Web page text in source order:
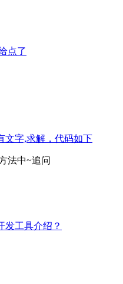
点了
文字,求解，代码如下
法中~追问
发工具介绍？